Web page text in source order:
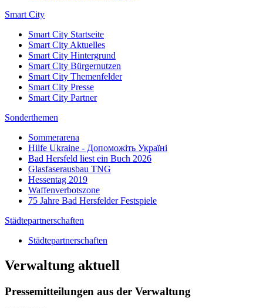
Smart City
Smart City Startseite
Smart City Aktuelles
Smart City Hintergrund
Smart City Bürgernutzen
Smart City Themenfelder
Smart City Presse
Smart City Partner
Sonderthemen
Sommerarena
Hilfe Ukraine - Допоможіть Україні
Bad Hersfeld liest ein Buch 2026
Glasfaserausbau TNG
Hessentag 2019
Waffenverbotszone
75 Jahre Bad Hersfelder Festspiele
Städtepartnerschaften
Städtepartnerschaften
Verwaltung aktuell
Pressemitteilungen aus der Verwaltung